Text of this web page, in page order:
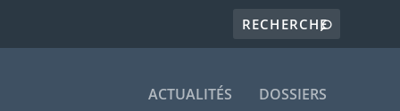
ACTUALITÉS DOSSIERS